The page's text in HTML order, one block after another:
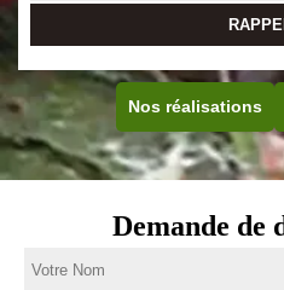
Nos réalisations
Demande de